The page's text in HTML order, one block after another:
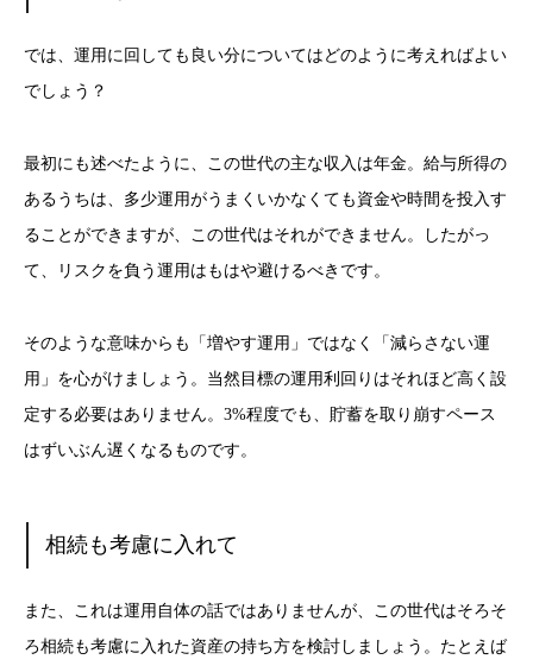
では、運用に回しても良い分についてはどのように考えればよい
でしょう？
最初にも述べたように、この世代の主な収入は年金。給与所得の
あるうちは、多少運用がうまくいかなくても資金や時間を投入す
ることができますが、この世代はそれができません。したがっ
て、リスクを負う運用はもはや避けるべきです。
そのような意味からも「増やす運用」ではなく「減らさない運
用」を心がけましょう。当然目標の運用利回りはそれほど高く設
定する必要はありません。3%程度でも、貯蓄を取り崩すペース
はずいぶん遅くなるものです。
相続も考慮に入れて
また、これは運用自体の話ではありませんが、この世代はそろそ
ろ相続も考慮に入れた資産の持ち方を検討しましょう。たとえば